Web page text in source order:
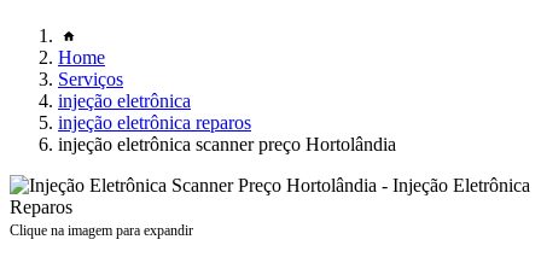
Home
Serviços
injeção eletrônica
injeção eletrônica reparos
injeção eletrônica scanner preço Hortolândia
Clique na imagem para expandir